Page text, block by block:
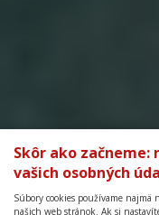
Skôr ako
vašich osobných
Súbory cookies používame
našich web stránok. Ak si